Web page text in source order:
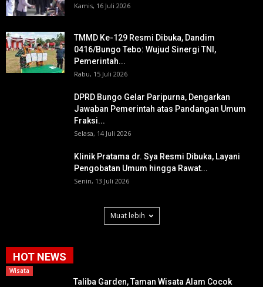
Kamis, 16 Juli 2026
TMMD Ke-129 Resmi Dibuka, Dandim
0416/Bungo Tebo: Wujud Sinergi TNI,
Pemerintah...
Rabu, 15 Juli 2026
DPRD Bungo Gelar Paripurna, Dengarkan
Jawaban Pemerintah atas Pandangan Umum
Fraksi...
Selasa, 14 Juli 2026
Klinik Pratama dr. Sya Resmi Dibuka, Layani
Pengobatan Umum hingga Rawat...
Senin, 13 Juli 2026
Muat lebih
HOT NEWS
Wisata
Taliba Garden, Taman Wisata Alam Cocok